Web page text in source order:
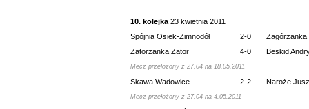
10. kolejka 23 kwietnia 2011
Spójnia Osiek-Zimnodół
2-0
Zagórzanka
Zatorzanka Zator
4-0 Beskid
Mecz przełożony z 27.04 na 18.05.2011
Skawa Wadowice 2-2 Naroże
Mecz przełożony z 27.04 na 4.05.2011